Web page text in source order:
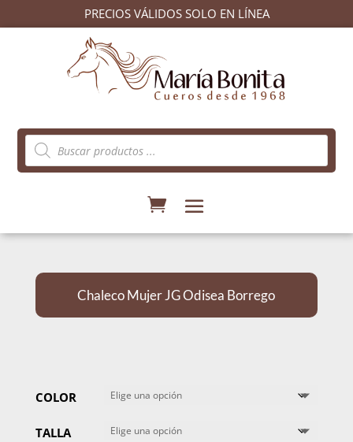
PRECIOS VÁLIDOS SOLO EN LÍNEA
Búsqueda
de
productos
Chaleco Mujer JG Odisea Borrego
COLOR
TALLA